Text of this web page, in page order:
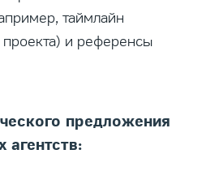
таймлайн
и референсы
предложения
агентств: